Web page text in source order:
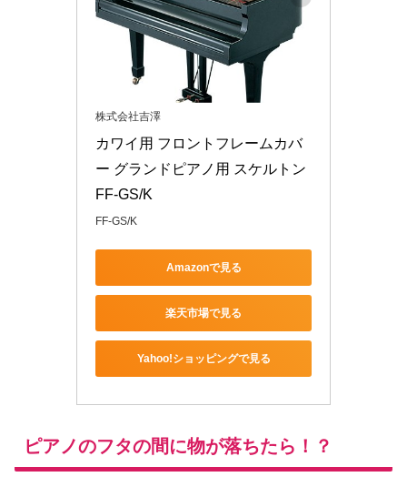
株式会社吉澤
カワイ用 フロントフレームカバ
ー グランドピアノ用 スケルトン
FF-GS/K
FF-GS/K
Amazonで見る
楽天市場で見る
Yahoo!ショッピングで見る
ピアノのフタの間に物が落ちたら！？